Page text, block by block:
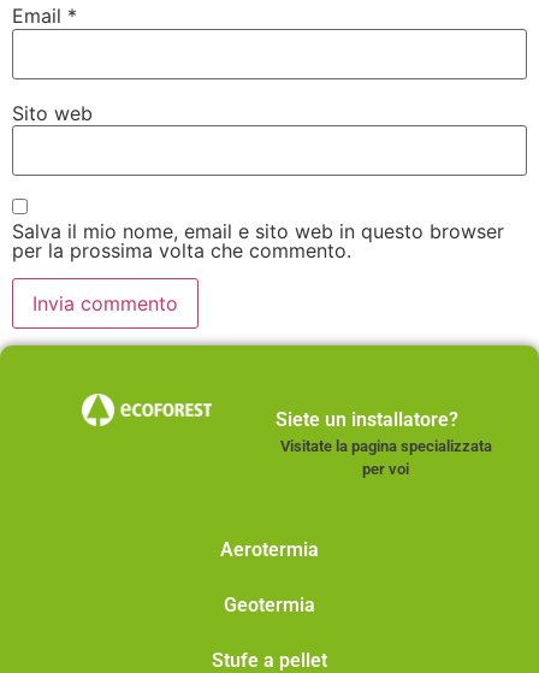
Email *
Sito web
Salva il mio nome, email e sito web in questo browser
per la prossima volta che commento.
Siete un installatore?
Visitate la pagina specializzata
per voi
Aerotermia
Geotermia
Stufe a pellet